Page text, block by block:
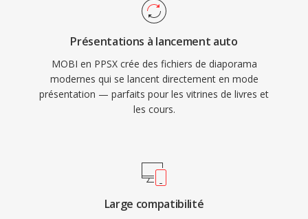
Présentations à lancement auto
MOBI en PPSX crée des fichiers de diaporama
modernes qui se lancent directement en mode
présentation — parfaits pour les vitrines de livres et
les cours.
Large compatibilité